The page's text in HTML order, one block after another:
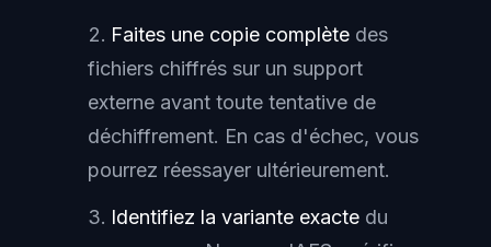
Faites une copie complète des
fichiers chiffrés sur un support
externe avant toute tentative de
déchiffrement. En cas d'échec, vous
pourrez réessayer ultérieurement.
Identifiez la variante exacte du